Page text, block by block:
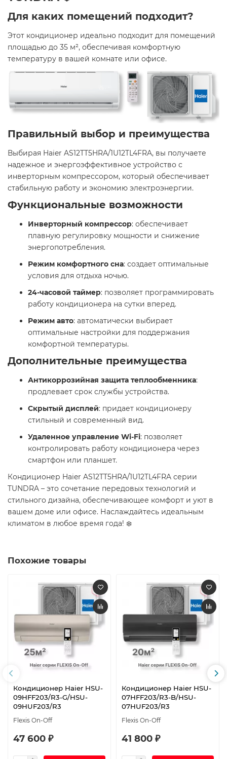
Для каких помещений подходит?
Этот кондиционер идеально подходит для помещений
площадью до 35 м², обеспечивая комфортную
температуру в вашей комнате или офисе.
Правильный выбор и преимущества
Выбирая Haier AS12TT5HRA/1U12TL4FRA, вы получаете
надежное и энергоэффективное устройство с
инверторным компрессором, который обеспечивает
стабильную работу и экономию электроэнергии.​
Функциональные возможности
Инверторный компрессор: обеспечивает
плавную регулировку мощности и снижение
энергопотребления.​
Режим комфортного сна: создает оптимальные
условия для отдыха ночью.​
24-часовой таймер: позволяет программировать
работу кондиционера на сутки вперед.​
Режим авто: автоматически выбирает
оптимальные настройки для поддержания
комфортной температуры.​
Дополнительные преимущества
Антикоррозийная защита теплообменника:
продлевает срок службы устройства.​
Скрытый дисплей: придает кондиционеру
стильный и современный вид.​
Удаленное управление Wi-Fi: позволяет
контролировать работу кондиционера через
смартфон или планшет.​
Кондиционер Haier AS12TT5HRA/1U12TL4FRA серии
TUNDRA – это сочетание передовых технологий и
стильного дизайна, обеспечивающее комфорт и уют в
вашем доме или офисе. Наслаждайтесь идеальным
климатом в любое время года! ❄️​
Похожие товары
Кондиционер Haier HSU-
09HFF203/R3-G/HSU-
09HUF203/R3
Flexis On-Off
47 600 ₽
Кондиционер Haier HSU-
07HFF203/R3-B/HSU-
07HUF203/R3
Flexis On-Off
41 800 ₽